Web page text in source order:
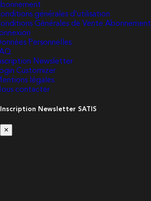
générales d’utilisation
Générales de Vente Abonnement
Personnelles
Newsletter
Customizer
légales
contacter
Inscription Newsletter SATIS
×